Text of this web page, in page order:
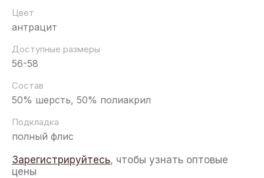
Цвет
антрацит
Доступные размеры
56-58
Состав
50% шерсть, 50% полиакрил
Подкладка
полный флис
Зарегистрируйтесь, чтобы узнать оптовые
цены